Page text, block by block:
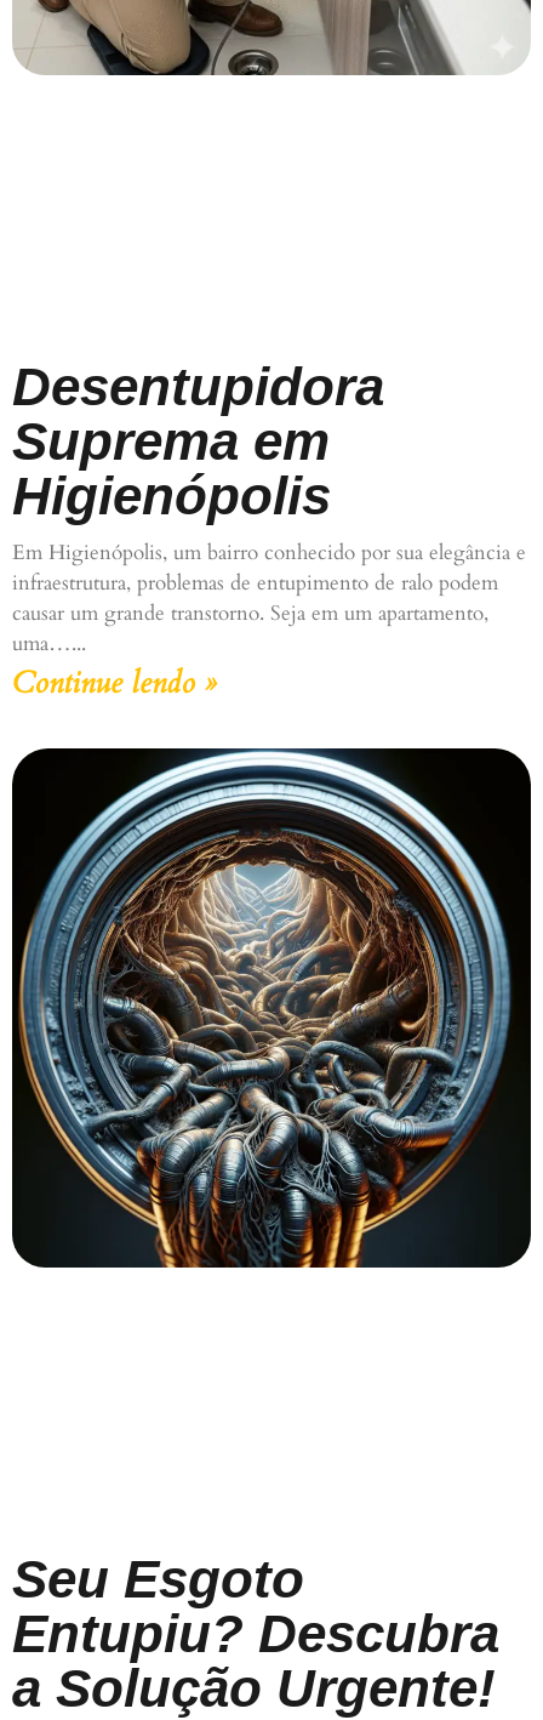
Desentupidora
Suprema em
Higienópolis
Em Higienópolis, um bairro conhecido por sua elegância e
infraestrutura, problemas de entupimento de ralo podem
causar um grande transtorno. Seja em um apartamento,
uma…
Continue lendo »
Seu Esgoto
Entupiu? Descubra
a Solução Urgente!